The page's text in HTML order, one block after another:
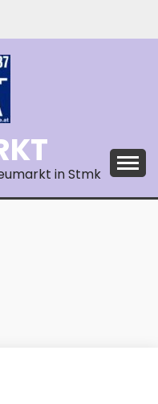
in Stmk